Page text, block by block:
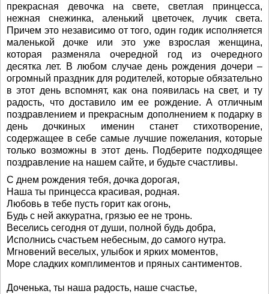
прекрасная девочка на свете, светлая принцесса,
нежная снежинка, аленький цветочек, лучик света.
Причем это независимо от того, один годик исполняется
маленькой дочке или это уже взрослая женщина,
которая разменяла очередной год из очередного
десятка лет. В любом случае день рождения дочери –
огромный праздник для родителей, которые обязательно
в этот день вспомнят, как она появилась на свет, и ту
радость, что доставило им ее рождение. А отличным
поздравлением и прекрасным дополнением к подарку в
день дочкиных именин станет стихотворение,
содержащее в себе самые лучшие пожелания, которые
только возможны в этот день. Подберите подходящее
поздравление на нашем сайте, и будьте счастливы.
С днем рождения тебя, дочка дорогая,
Наша ты принцесса красивая, родная.
Любовь в тебе пусть горит как огонь,
Будь с ней аккуратна, грязью ее не тронь.
Веселись сегодня от души, полной будь добра,
Исполнись счастьем небесным, до самого нутра.
Мгновений веселых, улыбок и ярких моментов,
Море сладких комплиментов и пряных сантиментов.
Доченька, ты наша радость, наше счастье,